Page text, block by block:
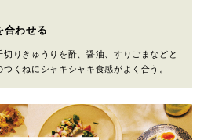
合わせる
りきゅうりを酢、醤油、すりごまなどと
くねにシャキシャキ食感がよく合う。